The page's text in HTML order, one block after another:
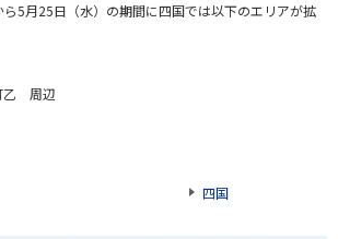
5月25日（水）の期間に四国では以下のエリアが拡
乙 周辺
四国